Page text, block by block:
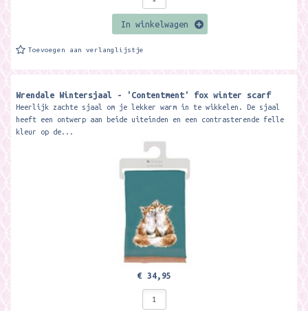
In winkelwagen
Toevoegen aan verlanglijstje
Wrendale Wintersjaal - 'Contentment' fox winter scarf
Heerlijk zachte sjaal om je lekker warm in te wikkelen. De sjaal
heeft een ontwerp aan beide uiteinden en een contrasterende felle
kleur op de...
€ 34,95